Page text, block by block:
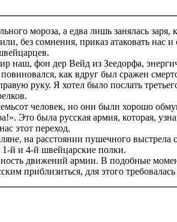
мороза, а едва лишь занялась
без сомнения, приказ атаковать нас
наш, фон дер Вейд из Зеедорфа,
как вдруг был сражен
руку. Я хотел было послать
человек, но они были хорошо
Это была русская армия, которая,
этот переход.
на расстоянии пушечного выстрела
й и 4-й швейцарские полки.
движений армии. В подобные
приблизиться, для этого